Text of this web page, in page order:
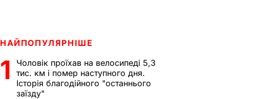
НАЙПОПУЛЯРНІШЕ
1
Чоловік проїхав на велосипеді 5,3
тис. км і помер наступного дня.
Історія благодійного "останнього
заїзду"